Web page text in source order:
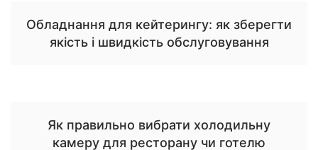
Обладнання для кейтерингу: як зберегти
якість і швидкість обслуговування
Як правильно вибрати холодильну
камеру для ресторану чи готелю